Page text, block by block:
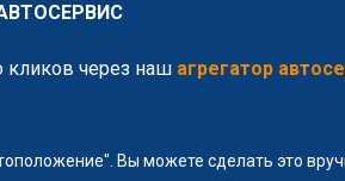
кликов через наш агрегатор
Вы можете сделать это